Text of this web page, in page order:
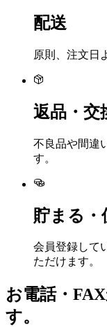
配送
原則、注文日
返品・交
不良品や間違
す。
貯まる・
会員登録して
ただけます。
お電話・
す。